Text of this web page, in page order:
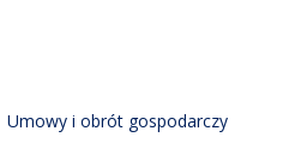
Umowy i obrót gospodarczy